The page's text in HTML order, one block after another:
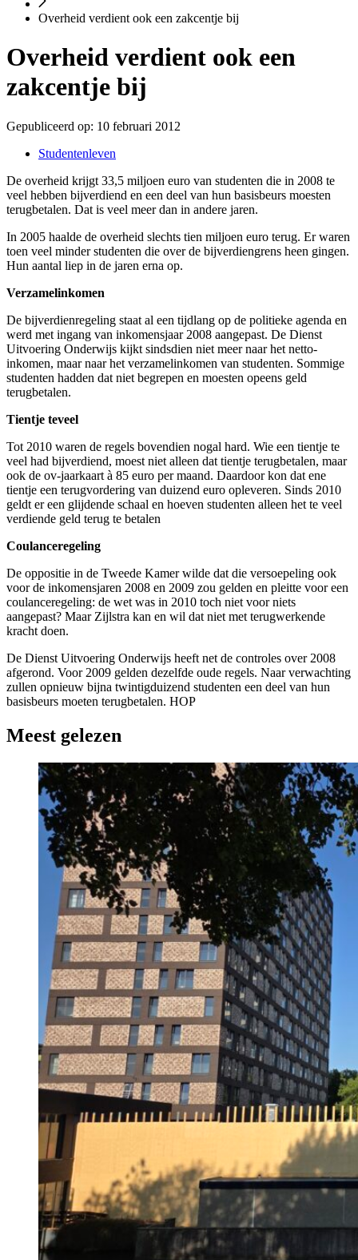
Overheid verdient ook een zakcentje bij
Overheid verdient ook een
zakcentje bij
Gepubliceerd op: 10 februari 2012
Studentenleven
De overheid krijgt 33,5 miljoen euro van studenten die in 2008 te
veel hebben bijverdiend en een deel van hun basisbeurs moesten
terugbetalen. Dat is veel meer dan in andere jaren.
In 2005 haalde de overheid slechts tien miljoen euro terug. Er waren
toen veel minder studenten die over de bijverdiengrens heen gingen.
Hun aantal liep in de jaren erna op.
Verzamelinkomen
De bijverdienregeling staat al een tijdlang op de politieke agenda en
werd met ingang van inkomensjaar 2008 aangepast. De Dienst
Uitvoering Onderwijs kijkt sindsdien niet meer naar het netto-
inkomen, maar naar het verzamelinkomen van studenten. Sommige
studenten hadden dat niet begrepen en moesten opeens geld
terugbetalen.
Tientje teveel
Tot 2010 waren de regels bovendien nogal hard. Wie een tientje te
veel had bijverdiend, moest niet alleen dat tientje terugbetalen, maar
ook de ov-jaarkaart à 85 euro per maand. Daardoor kon dat ene
tientje een terugvordering van duizend euro opleveren. Sinds 2010
geldt er een glijdende schaal en hoeven studenten alleen het te veel
verdiende geld terug te betalen
Coulanceregeling
De oppositie in de Tweede Kamer wilde dat die versoepeling ook
voor de inkomensjaren 2008 en 2009 zou gelden en pleitte voor een
coulanceregeling: de wet was in 2010 toch niet voor niets
aangepast? Maar Zijlstra kan en wil dat niet met terugwerkende
kracht doen.
De Dienst Uitvoering Onderwijs heeft net de controles over 2008
afgerond. Voor 2009 gelden dezelfde oude regels. Naar verwachting
zullen opnieuw bijna twintigduizend studenten een deel van hun
basisbeurs moeten terugbetalen. HOP
Meest gelezen